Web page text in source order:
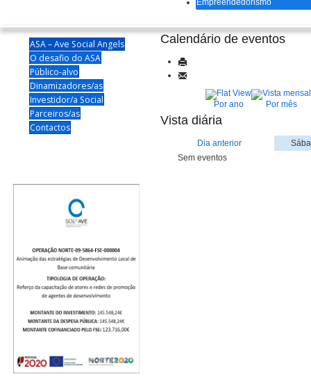
Empreendedorismo
ASA – Ave Social Angels
O desafio do ASA
Público-alvo
Dinamizadores/as
Investidor/a Social
Parceiros/as
Contactos
Calendário de eventos
Por ano Por mês
Vista diária
Dia anterior
Sem eventos